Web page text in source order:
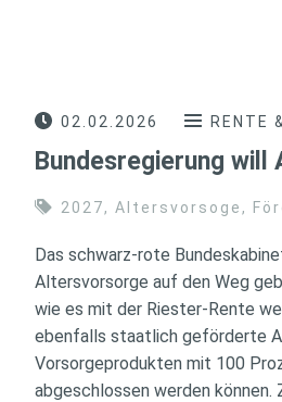
02.02.2026 RENTE
Bundesregierung
2027, Altersvorsoge ,
Das schwarz-rote
Altersvorsorge auf den Weg
wie es mit der Riester-Rente
ebenfalls staatlich geförderte
Vorsorgeprodukten mit 100
abgeschlossen werden können.